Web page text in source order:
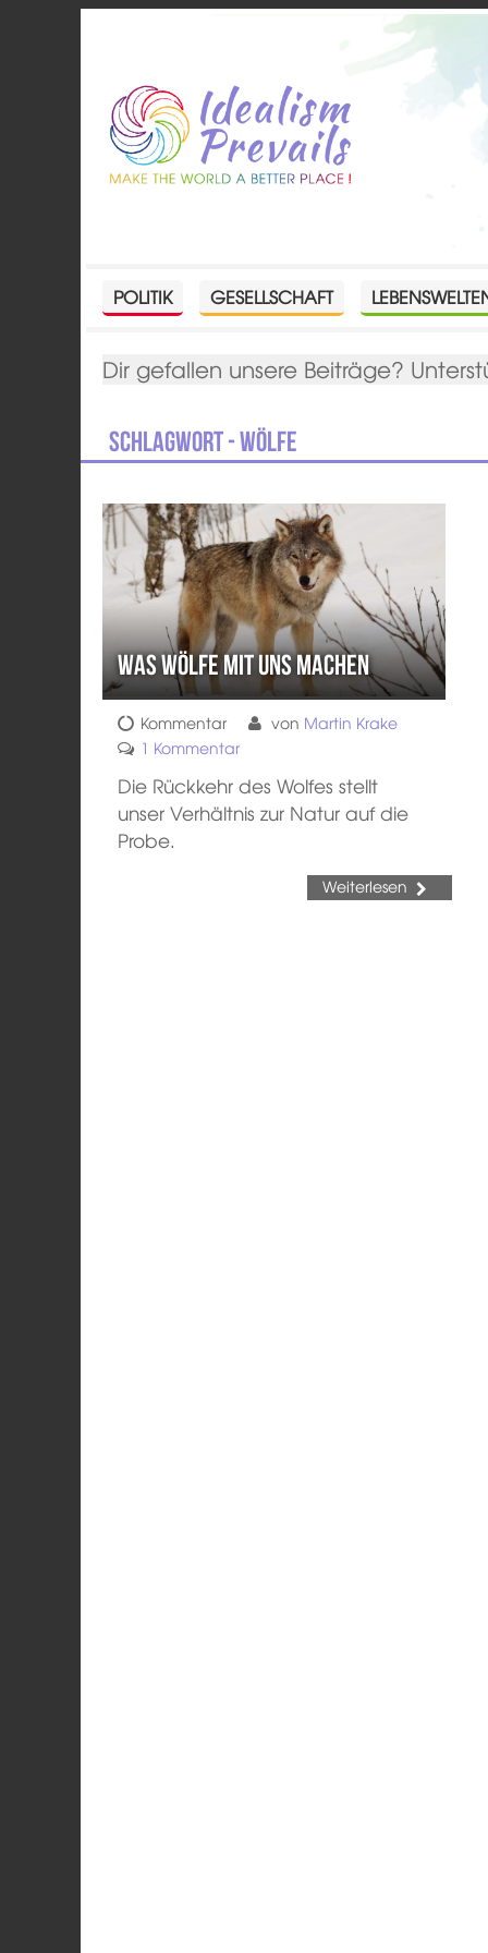
POLITIK GESELLSCHAFT
Dir gefallen unsere Beiträge?
Schlagwort - Wölfe
Was Wölfe mit uns machen
Kommentar von Martin Krake
1 Kommentar
Die Rückkehr des Wolfes stellt
unser Verhältnis zur Natur auf die
Probe.
Weiterlesen